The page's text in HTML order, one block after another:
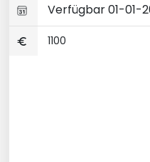
Verfügbar 01-01-
1100